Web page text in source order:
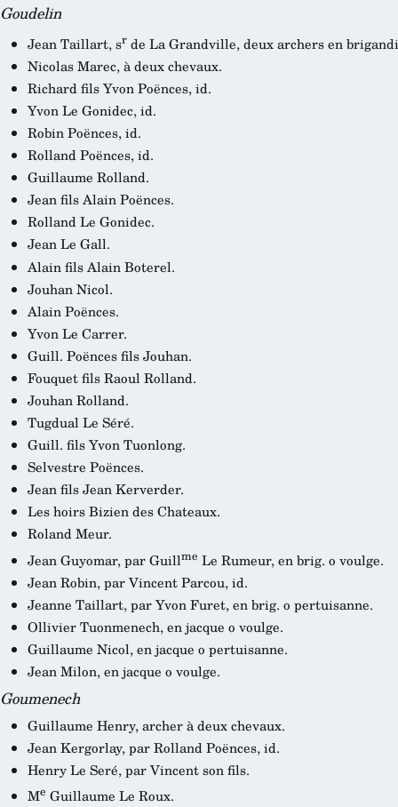
Goudelin
Jean Taillart, srde La Grandville, deux archers en
Nicolas Marec, à deux chevaux.
Richard fils Yvon Poënces, id.
Yvon Le Gonidec, id.
Robin Poënces, id.
Rolland Poënces, id.
Guillaume Rolland.
Jean fils Alain Poënces.
Rolland Le Gonidec.
Jean Le Gall.
Alain fils Alain Boterel.
Jouhan Nicol.
Alain Poënces.
Yvon Le Carrer.
Guill. Poënces fils Jouhan.
Fouquet fils Raoul Rolland.
Jouhan Rolland.
Tugdual Le Séré.
Guill. fils Yvon Tuonlong.
Selvestre Poënces.
Jean fils Jean Kerverder.
Les hoirs Bizien des Chateaux.
Roland Meur.
Jean Guyomar, par Guillme Le Rumeur, en brig. o voulge.
Jean Robin, par Vincent Parcou, id.
Jeanne Taillart, par Yvon Furet, en brig. o pertuisanne.
Ollivier Tuonmenech, en jacque o voulge.
Guillaume Nicol, en jacque o pertuisanne.
Jean Milon, en jacque o voulge.
Goumenech
Guillaume Henry, archer à deux chevaux.
Jean Kergorlay, par Rolland Poënces, id.
Henry Le Seré, par Vincent son fils.
Me Guillaume Le Roux.